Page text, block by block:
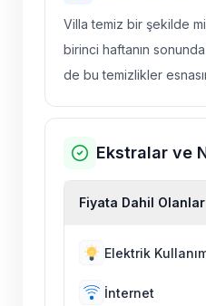
Villa temiz bir şekilde
birinci haftanın
de bu temizlikler
Ekstralar ve
Fiyata Dahil Olanlar
Elektrik
İnternet